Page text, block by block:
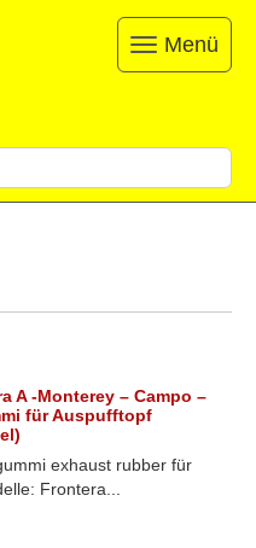
Toggle
navigation
Menü
A -Monterey – Campo –
für Auspufftopf
exhaust rubber für
Frontera...